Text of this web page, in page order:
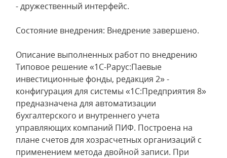
- дружественный интерфейс.
Состояние внедрения: Внедрение завершено.
Описание выполненных работ по внедрению
Типовое решение «1С-Рарус:Паевые
инвестиционные фонды, редакция 2» -
конфигурация для системы «1С:Предприятия 8»
предназначена для автоматизации
бухгалтерского и внутреннего учета
управляющих компаний ПИФ. Построена на
плане счетов для хозрасчетных организаций с
применением метода двойной записи. При